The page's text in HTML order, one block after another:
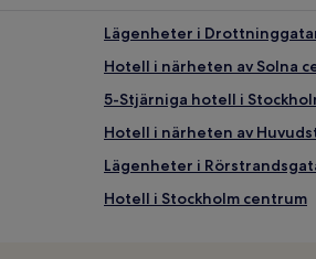
Lägenheter i
Hotell i närheten av Solna
5-Stjärniga hotell i
Hotell i närheten av
Lägenheter i
Hotell i Stockholm centrum